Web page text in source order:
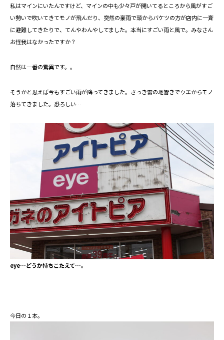
私はマインにいたんですけど、マインの中も少々戸が開いてるところから風がすご
い勢いで吹いてきてモノが飛んだり、突然の豪雨で頭からバケツの方が店内に一斉
に避難してきたりで、てんやわんやしてました。本当にすごい雨と風で。みなさん
お怪我はなかったですか？
自然は一番の驚異です。。
そうかと思えば今もすごい雨が降ってきました。さっき雷の地響きでウエからモノ
落ちてきました。恐ろしい…
eye…どうか持ちこたえて…。
今日の１本。